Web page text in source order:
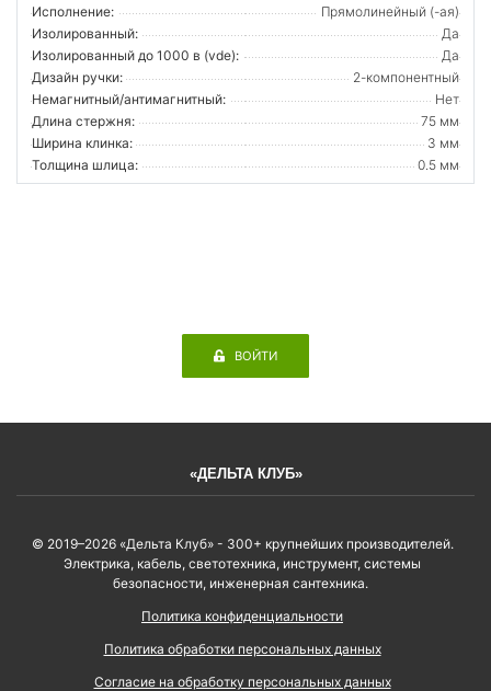
Исполнение:
Прямолинейный (-ая)
Изолированный:
Да
Изолированный до 1000 в (vde):
Да
Дизайн ручки:
2-компонентный
Немагнитный/антимагнитный:
Нет
Длина стержня:
75 мм
Ширина клинка:
3 мм
Толщина шлица:
0.5 мм
ВОЙТИ
«ДЕЛЬТА КЛУБ»
© 2019–2026 «Дельта Клуб» - 300+ крупнейших производителей.
Электрика, кабель, светотехника, инструмент, системы
безопасности, инженерная сантехника.
Политика конфиденциальности
Политика обработки персональных данных
Согласие на обработку персональных данных